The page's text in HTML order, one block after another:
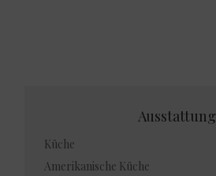
Ausstattung
Küche
Amerikanische Küche